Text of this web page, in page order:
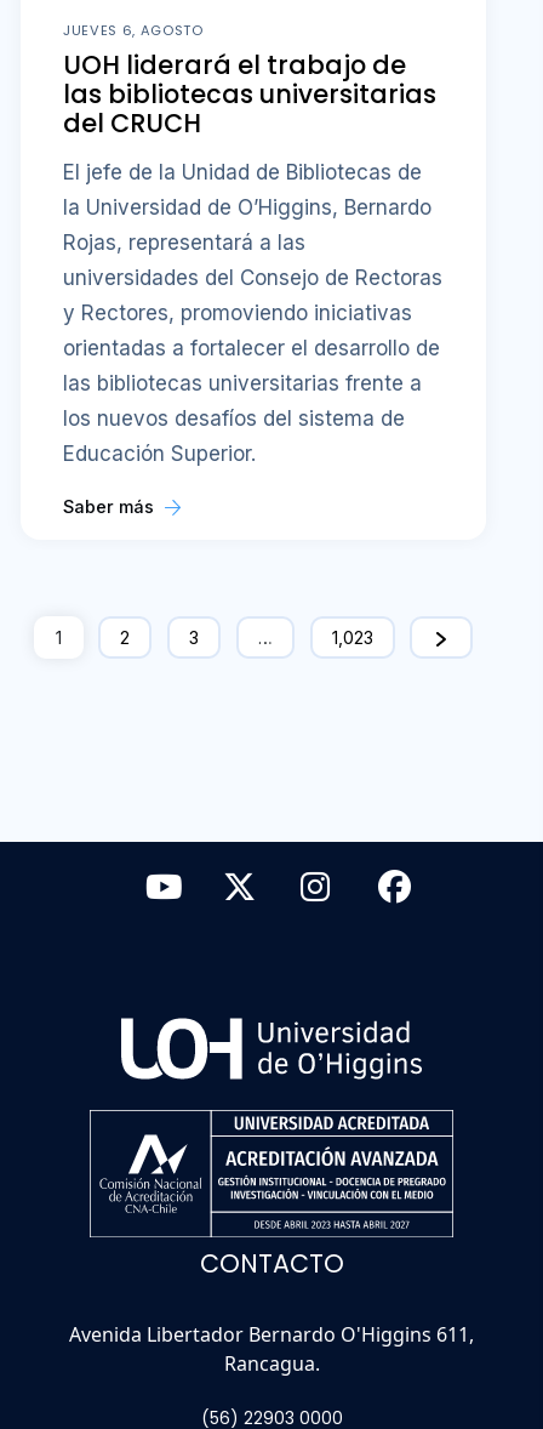
JUEVES 6, AGOSTO
UOH liderará el trabajo de
las bibliotecas universitarias
del CRUCH
El jefe de la Unidad de Bibliotecas de
la Universidad de O’Higgins, Bernardo
Rojas, representará a las
universidades del Consejo de Rectoras
y Rectores, promoviendo iniciativas
orientadas a fortalecer el desarrollo de
las bibliotecas universitarias frente a
los nuevos desafíos del sistema de
Educación Superior.
Saber más
1 2 3 … 1,023
CONTACTO
Avenida Libertador Bernardo O'Higgins 611,
Rancagua.
(56) 22903 0000